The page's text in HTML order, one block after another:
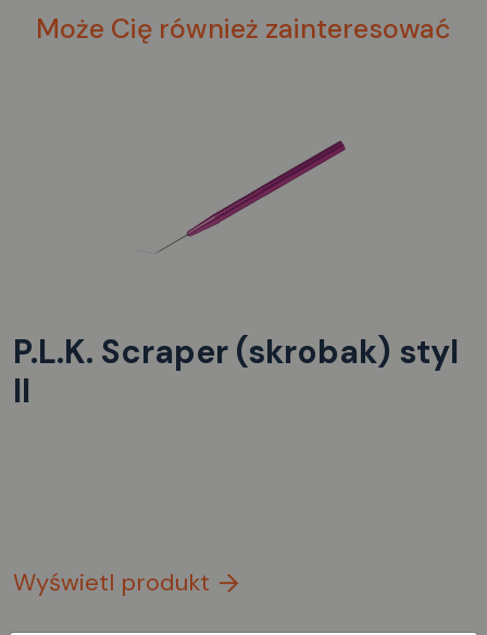
Może Cię również zainteresować
P.L.K. Scraper (skrobak) styl
II
Wyświetl produkt